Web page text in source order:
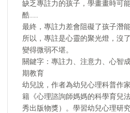
缺乏專註力的孩子，學畫畫時可
酷……
最終，專註力差會阻礙了孩子潛能
所以，專註是心靈的聚光燈，沒
變得微弱不堪。
關鍵字：專註力、注意力、心智
期教育
幼兒說，作者為幼兒心理科普作
籍《心理諮詢師媽媽的科學育兒
秀出版物獎）。學習幼兒心理研